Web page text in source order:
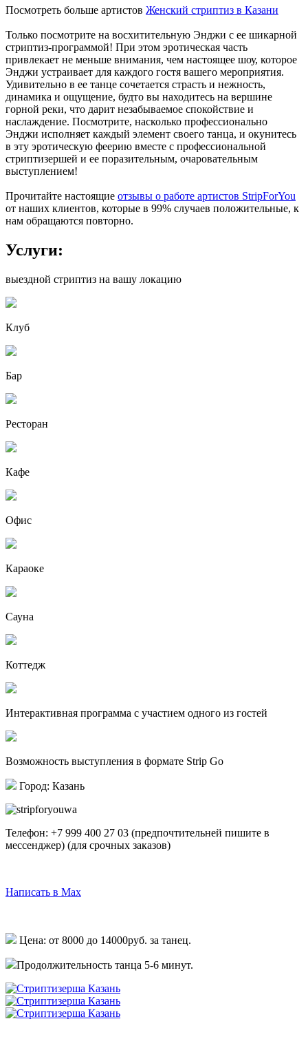
Посмотреть больше артистов Женский стриптиз в Казани
Только посмотрите на восхитительную Энджи с ее шикарной
стриптиз-программой! При этом эротическая часть
привлекает не меньше внимания, чем настоящее шоу, которое
Энджи устраивает для каждого гостя вашего мероприятия.
Удивительно в ее танце сочетается страсть и нежность,
динамика и ощущение, будто вы находитесь на вершине
горной реки, что дарит незабываемое спокойствие и
наслаждение. Посмотрите, насколько профессионально
Энджи исполняет каждый элемент своего танца, и окунитесь
в эту эротическую феерию вместе с профессиональной
стриптизершей и ее поразительным, очаровательным
выступлением!
Прочитайте настоящие отзывы о работе артистов StripForYou
от наших клиентов, которые в 99% случаев положительные, к
нам обращаются повторно.
Услуги:
выездной стриптиз на вашу локацию
Клуб
Бар
Ресторан
Кафе
Офис
Караоке
Сауна
Коттедж
Интерактивная программа с участием одного из гостей
Возможность выступления в формате Strip Go
Город: Казань
Телефон: +7 999 400 27 03 (предпочтительней пишите в
мессенджер) (для срочных заказов)
Написать в Max
Цена: от 8000 до 14000руб. за танец.
Продолжительность танца 5-6 минут.